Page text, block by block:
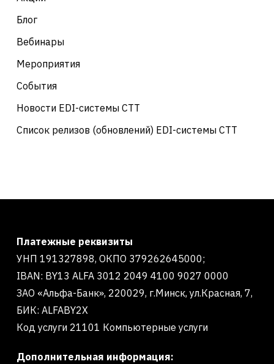
Блог
Вебинары
Мероприятия
События
Новости EDI-системы СТТ
Список релизов (обновлений) EDI-системы СТТ
Платежные реквизиты
УНП 191327898, ОКПО 379262645000;
IBAN: BY13 ALFA 3012 2049 4100 9027 0000
ЗАО «Альфа-Банк», 220029, г.Минск, ул.Красная, 7,
БИК: ALFABY2X
Код услуги 21101 Компьютерные услуги
Дополнительная информация: